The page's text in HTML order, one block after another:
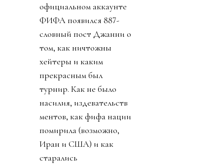
официальном аккаунте
ФИФА появился 887-
словный пост Джанни о
том, как ничтожны
хейтеры и каким
прекрасным был
турнир. Как не было
насилия, издевательств
ментов, как фифа нации
помирила (возможно,
Иран и США) и как
старались